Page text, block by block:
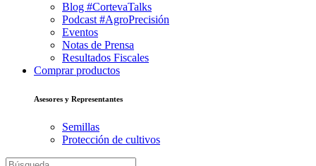
Blog #CortevaTalks
Podcast #AgroPrecisión
Eventos
Notas de Prensa
Resultados Fiscales
Comprar productos
Asesores y Representantes
Semillas
Protección de cultivos